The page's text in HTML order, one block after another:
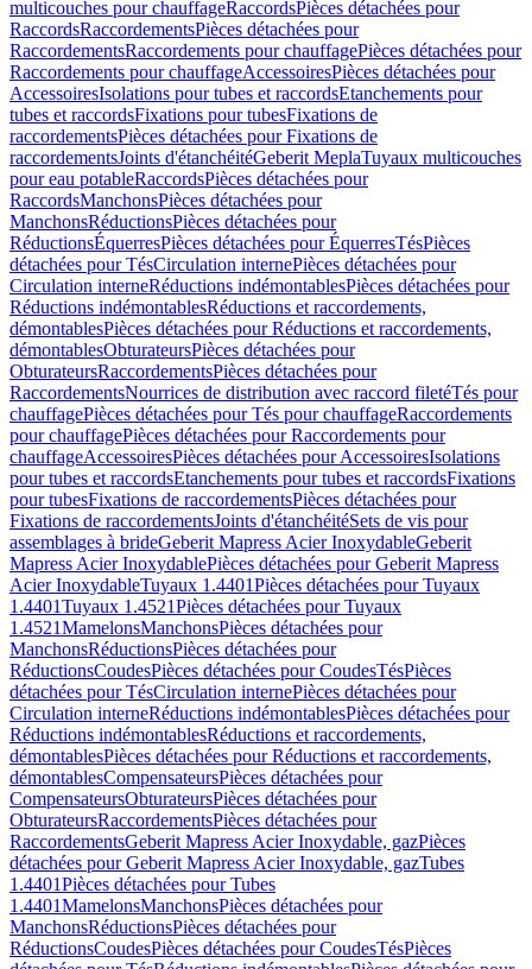
multicouches pour chauffageRaccordsPièces détachées pour
RaccordsRaccordementsPièces détachées pour
RaccordementsRaccordements pour chauffagePièces détachées pour
Raccordements pour chauffageAccessoiresPièces détachées pour
AccessoiresIsolations pour tubes et raccordsEtanchements pour
tubes et raccordsFixations pour tubesFixations de
raccordementsPièces détachées pour Fixations de
raccordementsJoints d'étanchéitéGeberit MeplaTuyaux multicouches
pour eau potableRaccordsPièces détachées pour
RaccordsManchonsPièces détachées pour
ManchonsRéductionsPièces détachées pour
RéductionsÉquerresPièces détachées pour ÉquerresTésPièces
détachées pour TésCirculation internePièces détachées pour
Circulation interneRéductions indémontablesPièces détachées pour
Réductions indémontablesRéductions et raccordements,
démontablesPièces détachées pour Réductions et raccordements,
démontablesObturateursPièces détachées pour
ObturateursRaccordementsPièces détachées pour
RaccordementsNourrices de distribution avec raccord filetéTés pour
chauffagePièces détachées pour Tés pour chauffageRaccordements
pour chauffagePièces détachées pour Raccordements pour
chauffageAccessoiresPièces détachées pour AccessoiresIsolations
pour tubes et raccordsEtanchements pour tubes et raccordsFixations
pour tubesFixations de raccordementsPièces détachées pour
Fixations de raccordementsJoints d'étanchéitéSets de vis pour
assemblages à brideGeberit Mapress Acier InoxydableGeberit
Mapress Acier InoxydablePièces détachées pour Geberit Mapress
Acier InoxydableTuyaux 1.4401Pièces détachées pour Tuyaux
1.4401Tuyaux 1.4521Pièces détachées pour Tuyaux
1.4521MamelonsManchonsPièces détachées pour
ManchonsRéductionsPièces détachées pour
RéductionsCoudesPièces détachées pour CoudesTésPièces
détachées pour TésCirculation internePièces détachées pour
Circulation interneRéductions indémontablesPièces détachées pour
Réductions indémontablesRéductions et raccordements,
démontablesPièces détachées pour Réductions et raccordements,
démontablesCompensateursPièces détachées pour
CompensateursObturateursPièces détachées pour
ObturateursRaccordementsPièces détachées pour
RaccordementsGeberit Mapress Acier Inoxydable, gazPièces
détachées pour Geberit Mapress Acier Inoxydable, gazTubes
1.4401Pièces détachées pour Tubes
1.4401MamelonsManchonsPièces détachées pour
ManchonsRéductionsPièces détachées pour
RéductionsCoudesPièces détachées pour CoudesTésPièces